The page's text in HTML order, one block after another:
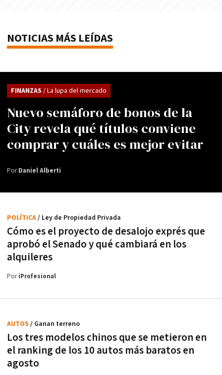
NOTICIAS MÁS LEÍDAS
Nuevo semáforo de bonos de la
City revela qué títulos conviene
comprar y cuáles es mejor evitar
FINANZAS / La lupa del mercado
PorDaniel Alberti
Cómo es el proyecto de desalojo exprés que
aprobó el Senado y qué cambiará en los
alquileres
POLÍTICA/ Ley de Propiedad Privada
PoriProfesional
Los tres modelos chinos que se metieron en
el ranking de los 10 autos más baratos en
agosto
AUTOS / Ganan terreno